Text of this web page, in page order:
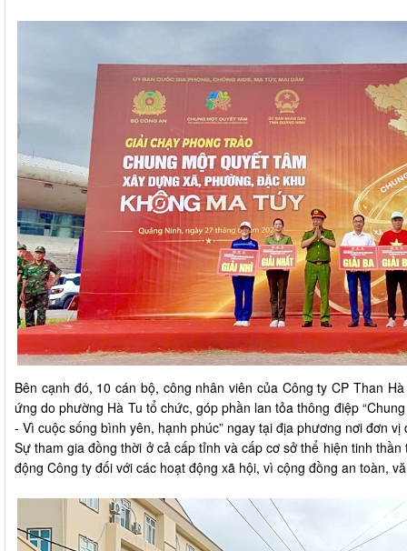
Bên cạnh đó, 10 cán bộ, công nhân viên của Công ty CP Than
ứng do phường Hà Tu tổ chức, góp phần lan tỏa thông điệp
- Vì cuộc sống bình yên, hạnh phúc” ngay tại địa phương nơi đơn
Sự tham gia đồng thời ở cả cấp tỉnh và cấp cơ sở thể hiện tinh
động Công ty đối với các hoạt động xã hội, vì cộng đồng an toàn,